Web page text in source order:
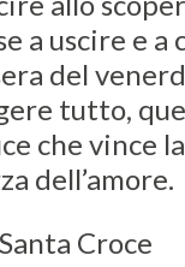
a uscire e
del
tutto,
che vince
dell’amore.
Croce